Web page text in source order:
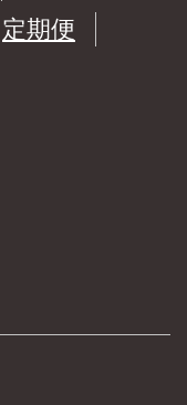
定期便